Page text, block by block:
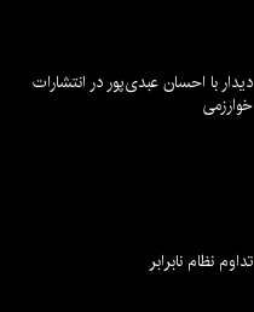
دیدار با احسان عبدی‌پور در انتشارات
خوارزمی
تداوم نظام نابرابر